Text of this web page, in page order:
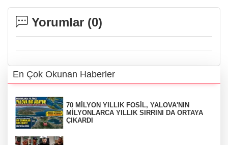
Yorumlar (0)
En Çok Okunan Haberler
70 MİLYON YILLIK FOSİL, YALOVA'NIN
MİLYONLARCA YILLIK SIRRINI DA ORTAYA
ÇIKARDI